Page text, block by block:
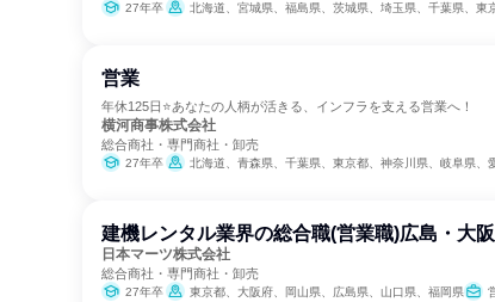
27年卒 北海道、宮城県、福島県、茨城県、埼玉県、千葉県、東京都、神奈川県、富山県、愛知県、三重県、滋賀県、京都府、大阪府、兵庫県、和歌山県、岡山県、広島県、山口県、香川県、愛媛県、福岡県、熊本県、鹿
営業
年休125日⭐あなたの人柄が活きる、インフラを支える営業へ！
横河商事株式会社
総合商社・専門商社・卸売
27年卒 北海道、青森県、千葉県、東京都、神奈川県、岐阜県、愛知県、三重県、大阪府、兵庫県、山口
建機レンタル業界の総合職(営業職)広島・大
日本マーツ株式会社
総合商社・専門商社・卸売
27年卒 東京都、大阪府、岡山県、広島県、山口県、福岡県